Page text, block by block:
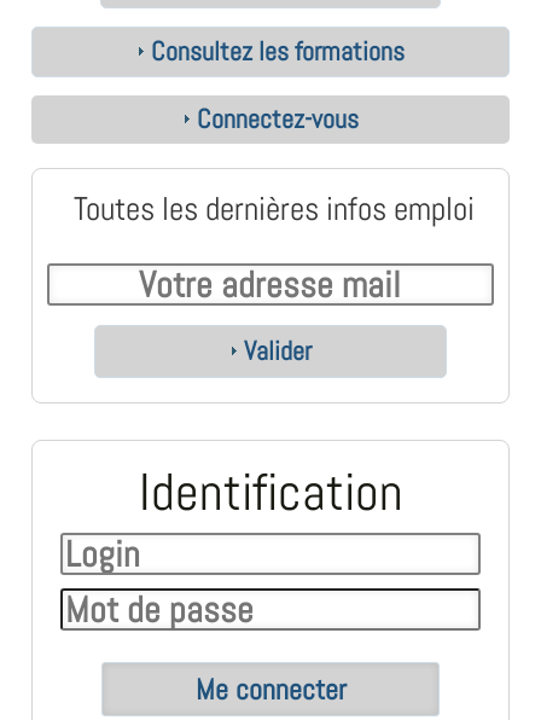
Consultez les formations
Connectez-vous
Toutes les dernières infos emploi
Valider
Identification